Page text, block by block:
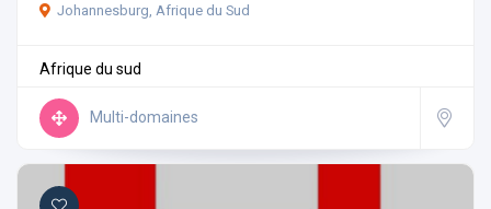
Johannesburg, Afrique du Sud
Afrique du sud
Multi-domaines